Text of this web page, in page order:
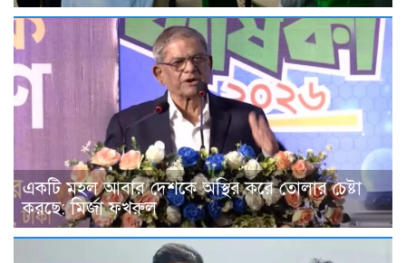
একটি মহল আবার দেশকে অস্থির করে তোলার চেষ্টা
করছে: মির্জা ফখরুল